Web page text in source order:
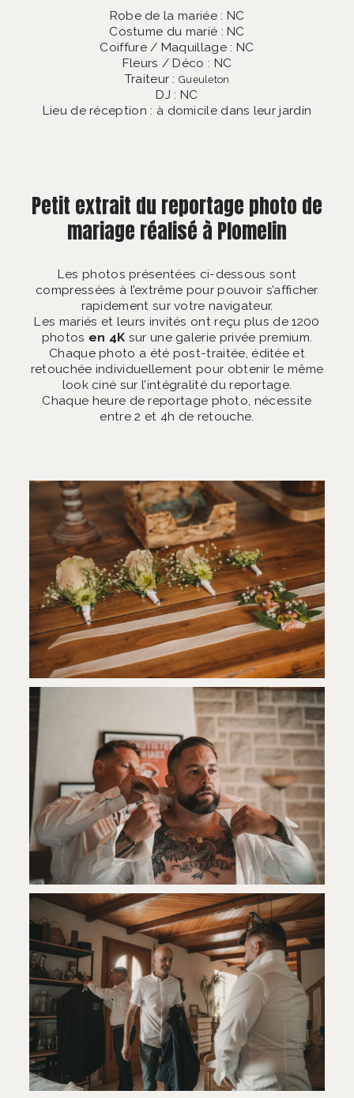
Robe de la mariée : NC
Costume du marié : NC
Coiffure / Maquillage : NC
Fleurs / Déco : NC
Traiteur :Gueuleton
DJ : NC
Lieu de réception : à domicile dans leur jardin
Petit extrait du reportage photo de
mariage réalisé à Plomelin
Les photos présentées ci-dessous sont
compressées à l’extrême pour pouvoir s’afficher
rapidement sur votre navigateur.
Les mariés et leurs invités ont reçu plus de 1200
photos en 4K sur une galerie privée premium.
Chaque photo a été post-traitée, éditée et
retouchée individuellement pour obtenir le même
look ciné sur l’intégralité du reportage.
Chaque heure de reportage photo, nécessite
entre 2 et 4h de retouche.